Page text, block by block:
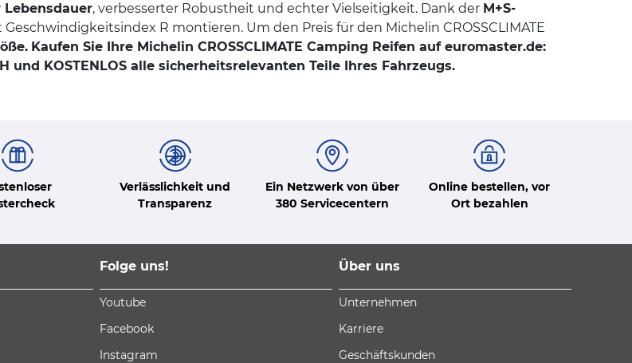
Lebensdauer, verbesserter Robustheit und echter Vielseitigkeit. Dank der M+S-
R montieren. Um den Preis für den Michelin CROSSCLIMATE
Kaufen Sie Ihre Michelin CROSSCLIMATE Camping Reifen auf euromaster.de:
und KOSTENLOS alle sicherheitsrelevanten Teile Ihres Fahrzeugs.
Verlässlichkeit und
Transparenz
Ein Netzwerk von über
380 Servicecentern
Online bestellen, vor
Ort bezahlen
Folge uns!
Youtube
Facebook
Instagram
Über uns
Unternehmen
Karriere
Geschäftskunden